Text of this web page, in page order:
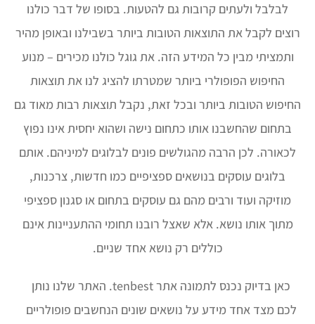
לבלבל ולעתים קרובות גם להטעות. בסופו של דבר כולנו
רוצים לקבל את התוצאות הטובות ביותר בשבילנו ובאופן מהיר
ותמציתי מבין כל המידע הזה. את גוגל כולנו מכירים – מנוע
החיפוש הפופולרי ביותר שמטרתו להציג לנו את תוצאות
החיפוש הטובות ביותר ובכל זאת, נקבל תוצאות רבות מאוד גם
בתחום שהחשבנו אותו כתחום נישה ושהוא יחסית אינו נפוץ
לכאורה. לכן הרבה מהגולשים פונים לבלוגים למיניהם. אותם
בלוגים עוסקים בנושאים ספציפיים כמו חדשות, צרכנות,
מוזיקה ועוד ורבים מהם גם עוסקים בתחום או סגנון ספציפי
מתוך אותו נושא. אלא שאצל רובנו תחומי ההתעניינות אינם
כוללים רק נושא אחד שניים.
כאן בדיוק נכנס לתמונה אתר tenbest. האתר שלנו נותן
לכם מצד אחד מידע על נושאים שונים הנחשבים פופולריים